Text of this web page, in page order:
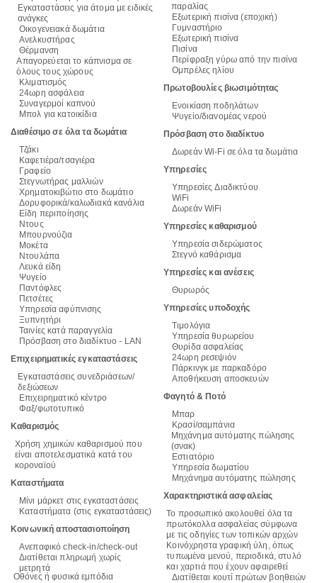
Εγκαταστάσεις για άτομα με ειδικές
ανάγκες
Οικογενειακά δωμάτια
Ανελκυστήρας
Θέρμανση
Απαγορεύεται το κάπνισμα σε
όλους τους χώρους
Κλιματισμός
24ωρη ασφάλεια
Συναγερμοί καπνού
Μπολ για κατοικίδια
Διαθέσιμο σε όλα τα δωμάτια
Τζάκι
Καφετιέρα/τσαγιέρα
Γραφείο
Στεγνωτήρας μαλλιών
Χρηματοκιβώτιο στο δωμάτιο
Δορυφορικά/καλωδιακά κανάλια
Είδη περιποίησης
Ντους
Μπουρνούζια
Μοκέτα
Ντουλάπα
Λευκά είδη
Ψυγείο
Παντόφλες
Πετσέτες
Υπηρεσία αφύπνισης
Ξυπνητήρι
Ταινίες κατά παραγγελία
Πρόσβαση στο διαδίκτυο - LAN
Επιχειρηματικές εγκαταστάσεις
Εγκαταστάσεις συνεδριάσεων/
δεξιώσεων
Επιχειρηματικό κέντρο
Φαξ/φωτοτυπικό
Καθαρισμός
Χρήση χημικών καθαρισμού που
είναι αποτελεσματικά κατά του
κοροναϊού
Καταστήματα
Μίνι μάρκετ στις εγκαταστάσεις
Καταστήματα (στις εγκαταστάσεις)
Κοινωνική αποστασιοποίηση
Ανεπαφικό check-in/check-out
Διατίθεται πληρωμή χωρίς
μετρητά
Οθόνες ή φυσικά εμπόδια
παραλίας
Εξωτερική πισίνα (εποχική)
Γυμναστήριο
Εξωτερική πισίνα
Πισίνα
Περίφραξη γύρω από την πισίνα
Ομπρέλες ηλίου
Πρωτοβουλίες βιωσιμότητας
Ενοικίαση ποδηλάτων
Ψυγείο/διανομέας νερού
Πρόσβαση στο διαδίκτυο
Δωρεάν Wi-Fi σε όλα τα δωμάτια
Υπηρεσίες
Υπηρεσίες Διαδικτύου
WiFi
Δωρεάν WiFi
Υπηρεσίες καθαρισμού
Υπηρεσία σιδερώματος
Στεγνό καθάρισμα
Υπηρεσίες και ανέσεις
Θυρωρός
Υπηρεσίες υποδοχής
Τιμολόγια
Υπηρεσία θυρωρείου
Θυρίδα ασφαλείας
24ωρη ρεσεψιόν
Πάρκινγκ με παρκαδόρο
Αποθήκευση αποσκευών
Φαγητό & Ποτό
Μπαρ
Κρασί/σαμπάνια
Μηχάνημα αυτόματης πώλησης
(σνακ)
Εστιατόριο
Υπηρεσία δωματίου
Μηχάνημα αυτόματης πώλησης
Χαρακτηριστικά ασφαλείας
Το προσωπικό ακολουθεί όλα τα
πρωτόκολλα ασφαλείας σύμφωνα
με τις οδηγίες των τοπικών αρχών
Κοινόχρηστα γραφική ύλη, όπως
τυπωμένα μενού, περιοδικά, στυλό
και χαρτιά που έχουν αφαιρεθεί
Διατίθεται κουτί πρώτων βοηθειών